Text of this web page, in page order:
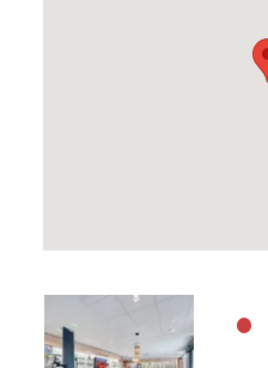
la
fiche